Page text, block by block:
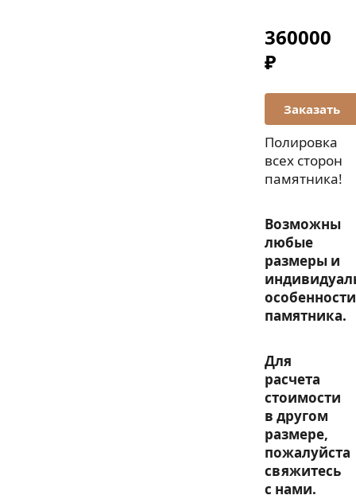
360000
₽
Полировка
всех сторон
памятника!
Возможны
любые
размеры и
особенности
памятника.
Для
расчета
стоимости
в другом
размере,
пожалуйста
свяжитесь
с нами.